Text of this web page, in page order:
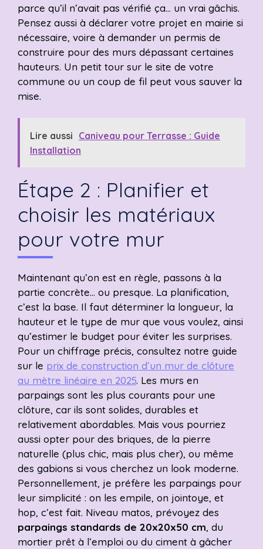
parce qu’il n’avait pas vérifié ça… un vrai gâchis.
Pensez aussi à déclarer votre projet en mairie si
nécessaire, voire à demander un permis de
construire pour des murs dépassant certaines
hauteurs. Un petit tour sur le site de votre
commune ou un coup de fil peut vous sauver la
mise.
Lire aussi Caniveau pour Terrasse : Guide
Installation
Étape 2 : Planifier et
choisir les matériaux
pour votre mur
Maintenant qu’on est en règle, passons à la
partie concrète… ou presque. La planification,
c’est la base. Il faut déterminer la longueur, la
hauteur et le type de mur que vous voulez, ainsi
qu’estimer le budget pour éviter les surprises.
Pour un chiffrage précis, consultez notre guide
sur le prix de construction d’un mur de clôture
au mètre linéaire en 2025. Les murs en
parpaings sont les plus courants pour une
clôture, car ils sont solides, durables et
relativement abordables. Mais vous pourriez
aussi opter pour des briques, de la pierre
naturelle (plus chic, mais plus cher), ou même
des gabions si vous cherchez un look moderne.
Personnellement, je préfère les parpaings pour
leur simplicité : on les empile, on jointoye, et
hop, c’est fait. Niveau matos, prévoyez des
parpaings standards de 20x20x50 cm, du
mortier prêt à l’emploi ou du ciment à gâcher